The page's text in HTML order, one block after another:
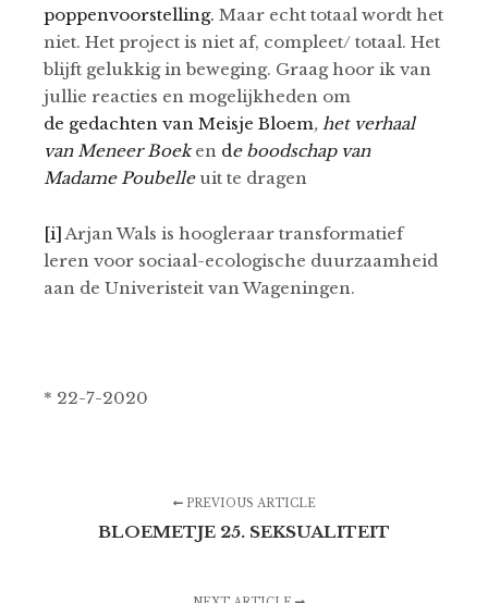
poppenvoorstelling. Maar echt totaal wordt het
niet. Het project is niet af, compleet/ totaal. Het
blijft gelukkig in beweging. Graag hoor ik van
jullie reacties en mogelijkheden om
de gedachten van Meisje Bloem, het verhaal
van Meneer Boeken de boodschap van
Madame Poubelleuit te dragen
[i] Arjan Wals is hoogleraar transformatief
leren voor sociaal-ecologische duurzaamheid
aan de Univeristeit van Wageningen.
* 22-7-2020
PREVIOUS ARTICLE
BLOEMETJE 25. SEKSUALITEIT